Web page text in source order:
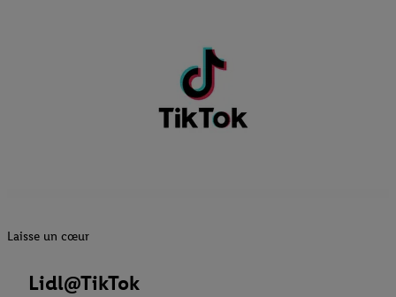
Laisse un cœur
Lidl@TikTok